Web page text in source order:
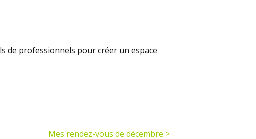
de professionnels pour créer un espace
Mes rendez-vous de décembre >